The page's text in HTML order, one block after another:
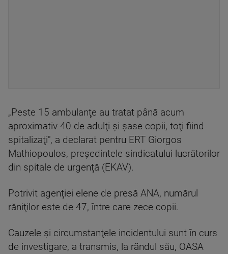
„Peste 15 ambulanţe au tratat până acum
aproximativ 40 de adulţi şi şase copii, toţi fiind
spitalizaţi", a declarat pentru ERT Giorgos
Mathiopoulos, preşedintele sindicatului lucrătorilor
din spitale de urgenţă (EKAV).
Potrivit agenţiei elene de presă ANA, numărul
răniţilor este de 47, între care zece copii.
Cauzele şi circumstanţele incidentului sunt în curs
de investigare, a transmis, la rândul său, OASA